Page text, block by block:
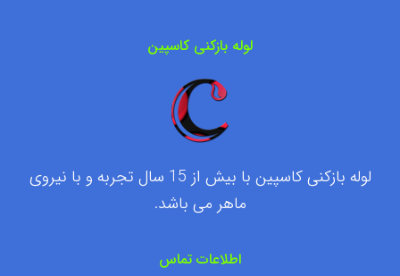
لوله بازکنی کاسپین
لوله بازکنی کاسپین با بیش از 15 سال تجربه و با نیروی
ماهر می باشد.
اطلاعات تماس